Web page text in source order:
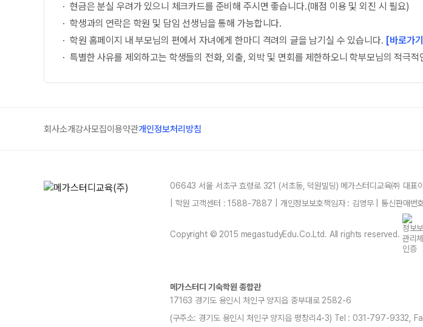
현금은 분실 우려가 있으니 체크카드를 준비해 주시면 좋습니다.(매점 이용 및 외진 시 필요)
학생과의 연락은 학원 및 담임 선생님을 통해 가능합니다.
학원 홈페이지 내 부모님의 편에서 자녀에게 한마디 격려의 글을 남기실 수 있습니다. [바로가
특별한 사유를 제외하고는 학생들의 전화, 외출, 외박 및 면회를 제한하오니 학부모님의 적극
회사소개강사모집이용약관개인정보처리방침
06643 서울 서초구 효령로 321 (서초동, 덕원빌딩) 메가스터디교육㈜ 대
| 학원 고객센터 : 1588-7887 | 개인정보보호책임자 : 김영무 | 통신판매
Copyright © 2015 megastudyEdu.Co.Ltd. All rights reserved.
메가스터디 기숙학원 종합관
17163 경기도 용인시 처인구 양지읍 중부대로 2582-6
(구주소: 경기도 용인시 처인구 양지읍 평창리4-3) Tel : 031-797-9332,